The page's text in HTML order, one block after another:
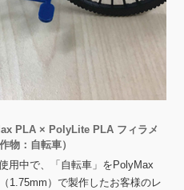
PLA × PolyLite PLA フィラメ
物：自転車）
用中で、「自転車」をPolyMax
1.75mm）で製作したお客様のレ